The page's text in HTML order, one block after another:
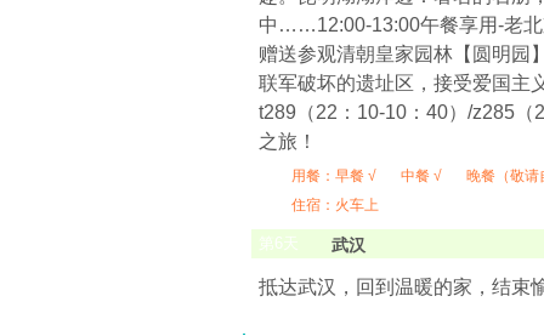
中……12:00-13:00午餐享用-老北
赠送参观清朝皇家园林【圆明园
联军破坏的遗址区，接受爱国主
t289（22：10-10：40）/z285（
之旅！
用餐： 早餐 √ 中餐 √
晚餐（敬请
住宿：火车上
第6天 武汉
抵达武汉，回到温暖的家，结束